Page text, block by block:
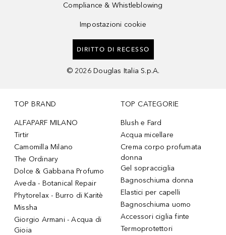
Compliance & Whistleblowing
Impostazioni cookie
DIRITTO DI RECESSO
© 2026 Douglas Italia S.p.A.
TOP BRAND
ALFAPARF MILANO
Tirtir
Camomilla Milano
The Ordinary
Dolce & Gabbana Profumo
Aveda - Botanical Repair
Phytorelax - Burro di Karitè
Missha
Giorgio Armani - Acqua di
Gioia
TOP CATEGORIE
Blush e Fard
Acqua micellare
Crema corpo profumata
donna
Gel sopracciglia
Bagnoschiuma donna
Elastici per capelli
Bagnoschiuma uomo
Accessori ciglia finte
Termoprotettori